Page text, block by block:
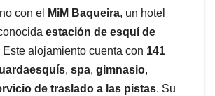
con el
MiM Baqueira, un hotel
estación de esquí de
Este alojamiento cuenta con 141
, spa, gimnasio,
de traslado a las pistas. Su